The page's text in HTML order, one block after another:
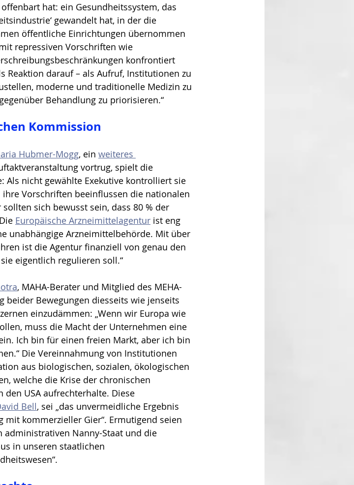
hat: ein Gesundheitssystem, das
gewandelt hat, in der die
öffentliche Einrichtungen übernommen
repressiven Vorschriften wie
konfrontiert
Reaktion darauf – als Aufruf, Institutionen zu
moderne und traditionelle Medizin zu
Behandlung zu priorisieren.“
Kommission
Hubmer-Mogg, ein weiteres
vortrug, spielt die
Als nicht gewählte Exekutive kontrolliert sie
Vorschriften beeinflussen die nationalen
sich bewusst sein, dass 80 % der
Europäische Arzneimittelagentur ist eng
unabhängige Arzneimittelbehörde. Mit über
ist die Agentur finanziell von genau den
eigentlich regulieren soll.“
, MAHA-Berater und Mitglied des MEHA-
beider Bewegungen diesseits wie jenseits
einzudämmen: „Wenn wir Europa wie
muss die Macht der Unternehmen eine
Ich bin für einen freien Markt, aber ich bin
Die Vereinnahmung von Institutionen
aus biologischen, sozialen, ökologischen
welche die Krise der chronischen
USA aufrechterhalte. Diese
Bell, sei „das unvermeidliche Ergebnis
kommerzieller Gier“. Ermutigend seien
administrativen Nanny-Staat und die
in unseren staatlichen